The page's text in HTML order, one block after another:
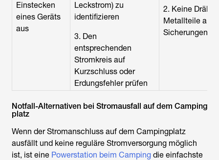
Einstecken
eines Geräts
aus
Leckstrom) zu
identifizieren
3. Den
entsprechenden
Stromkreis auf
Kurzschluss oder
Erdungsfehler prüfen
2. Keine
Metallteile als
Sicherungen
Notfall-Alternativen bei Stromausfall auf dem Camping
platz
Wenn derStromanschluss auf dem Campingplatz
ausfällt und keine reguläre Stromversorgung möglich
ist, ist eine Powerstation beim Camping die einfachste